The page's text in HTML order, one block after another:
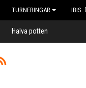
TURNERINGAR IBIS
Halva potten